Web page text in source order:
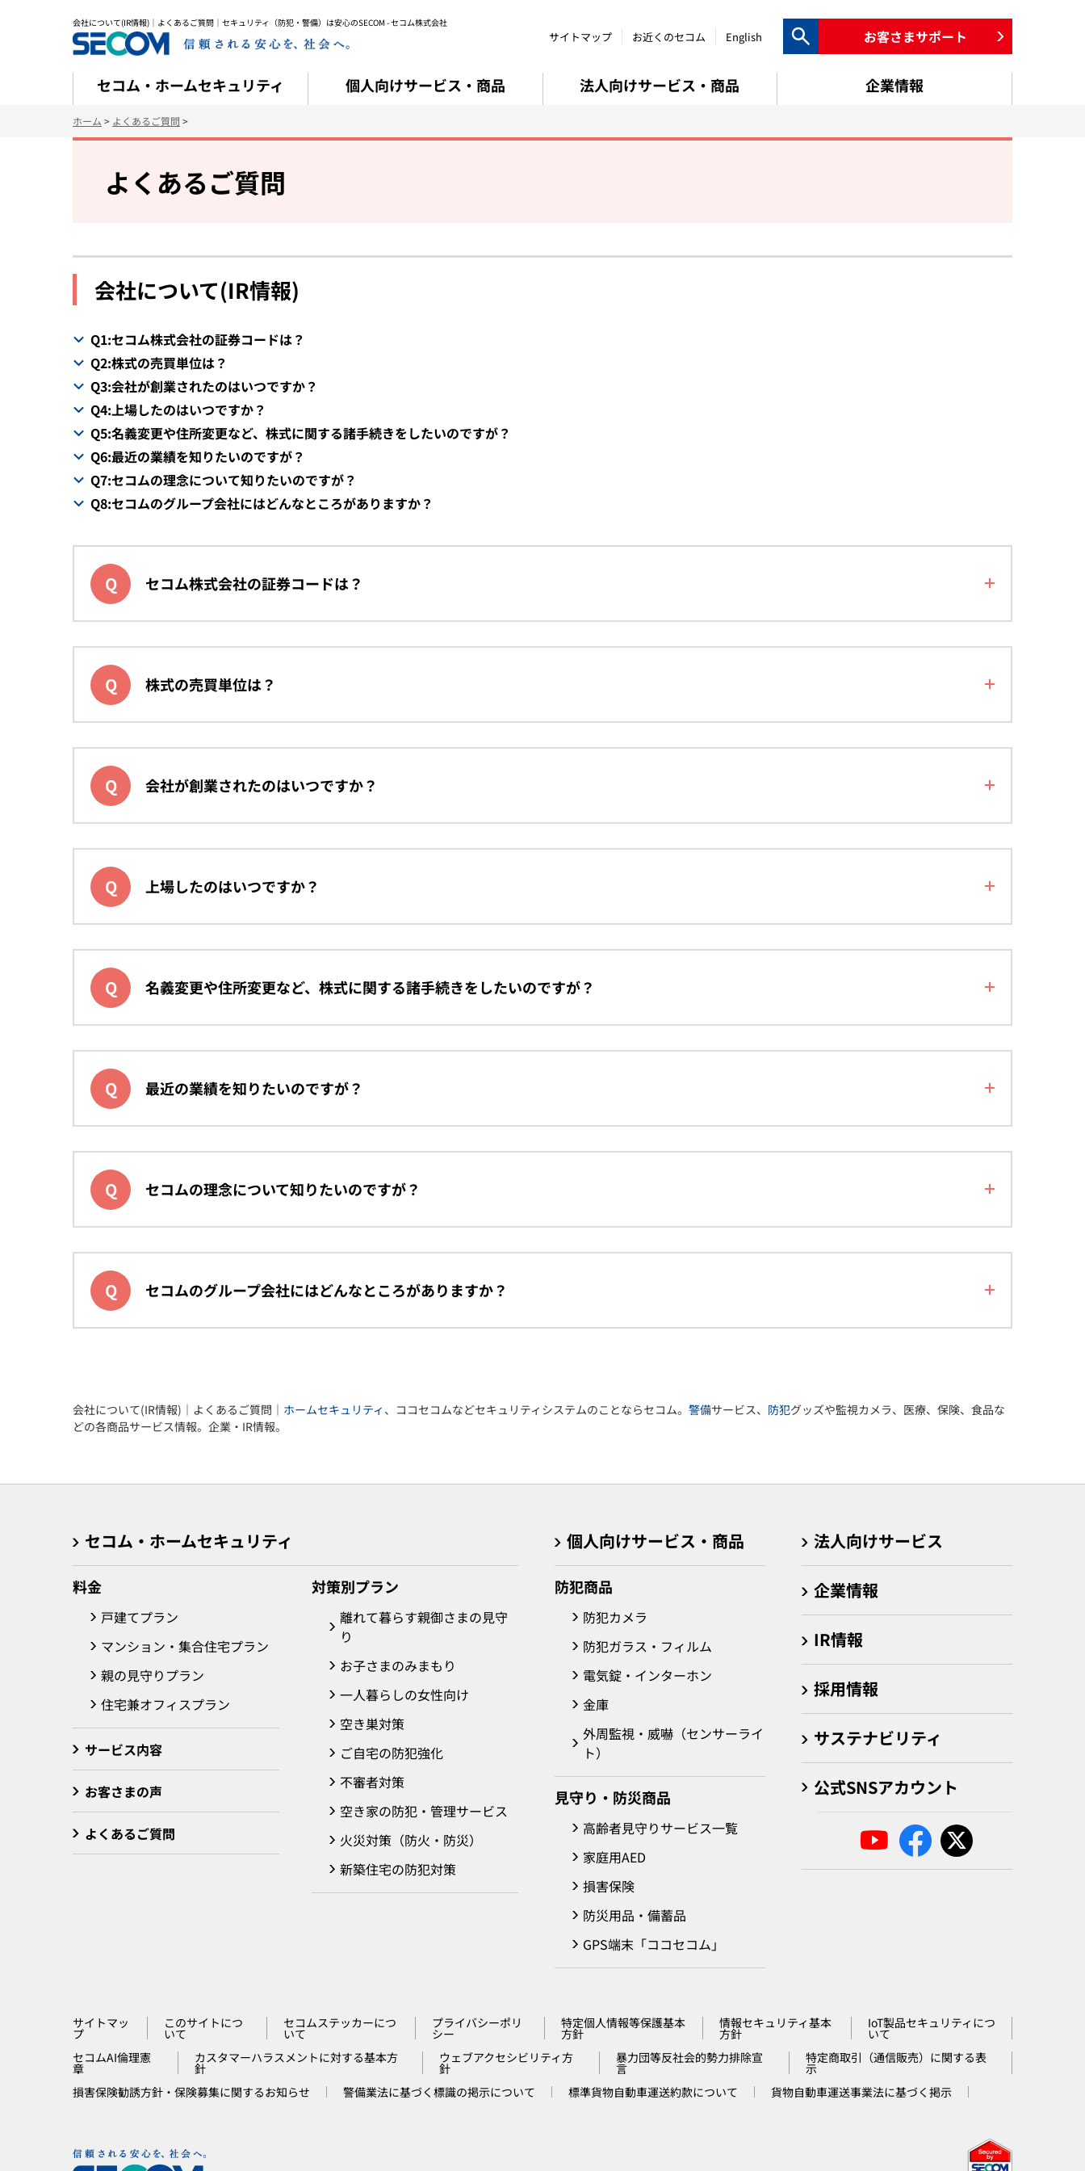
サイトマップ お近くのセコム English 検索キーワード入力お客さまサポート
セコム・ホームセキュリティ 個人向けサービス・商品 法人向けサービス・商品 企業情報
会社について(IR情報)｜よくあるご質問｜セキュリティ（防犯・警備）は安心のSECOM - セコム株式会社
ホーム > よくあるご質問 >
よくあるご質問
会社について(IR情報)
Q1:セコム株式会社の証券コードは？
Q2:株式の売買単位は？
Q3:会社が創業されたのはいつですか？
Q4:上場したのはいつですか？
Q5:名義変更や住所変更など、株式に関する諸手続きをしたいのですが？
Q6:最近の業績を知りたいのですが？
Q7:セコムの理念について知りたいのですが？
Q8:セコムのグループ会社にはどんなところがありますか？
セコム株式会社の証券コードは？
株式の売買単位は？
会社が創業されたのはいつですか？
上場したのはいつですか？
名義変更や住所変更など、株式に関する諸手続きをしたいのですが？
最近の業績を知りたいのですが？
セコムの理念について知りたいのですが？
セコムのグループ会社にはどんなところがありますか？
会社について(IR情報)｜よくあるご質問｜ ホームセキュリティ 、ココセコムなどセキュリティシステムのことならセコム。 警備サービス、 防犯グッズや監視カメラ、医療、保険、食品な
どの各商品サービス情報。企業・IR情報。
セコム・ホームセキュリティ
料金
戸建てプラン
マンション・集合住宅プラン
親の見守りプラン
住宅兼オフィスプラン
サービス内容
お客さまの声
よくあるご質問
対策別プラン
離れて暮らす親御さまの見守
り
お子さまのみまもり
一人暮らしの女性向け
空き巣対策
ご自宅の防犯強化
不審者対策
空き家の防犯・管理サービス
火災対策（防火・防災）
新築住宅の防犯対策
個人向けサービス・商品
防犯商品
防犯カメラ
防犯ガラス・フィルム
電気錠・インターホン
金庫
外周監視・威嚇（センサーライ
ト）
見守り・防災商品
高齢者見守りサービス一覧
家庭用AED
損害保険
防災用品・備蓄品
GPS端末「ココセコム」
法人向けサービス
企業情報
IR情報
採用情報
サステナビリティ
公式SNSアカウント
サイトマッ
プ
このサイトにつ
いて
セコムステッカーにつ
いて
プライバシーポリ
シー
特定個人情報等保護基本
方針
情報セキュリティ基本
方針
IoT製品セキュリティにつ
いて
セコムAI倫理憲
章
カスタマーハラスメントに対する基本方
針
ウェブアクセシビリティ方
針
暴力団等反社会的勢力排除宣
言
特定商取引（通信販売）に関する表
示
損害保険勧誘方針・保険募集に関するお知らせ
警備業法に基づく標識の掲示について 標準貨物自動車運送約款について 貨物自動車運送事業法に基づく掲示